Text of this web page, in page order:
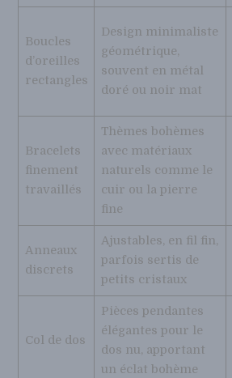
Boucles
d’oreilles
rectangles
Design minimaliste
géométrique,
souvent en métal
doré ou noir mat
Bracelets
finement
travaillés
Thèmes bohèmes
avec matériaux
naturels comme le
cuir ou la pierre
fine
Anneaux
discrets
Ajustables, en fil fin,
parfois sertis de
petits cristaux
Col de dos
Pièces pendantes
élégantes pour le
dos nu, apportant
un éclat bohème